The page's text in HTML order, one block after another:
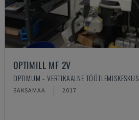
OPTIMILL MF 2V
OPTIMUM - VERTIKAALNE TÖÖTLEMISKESKUS
SAKSAMAA 2017